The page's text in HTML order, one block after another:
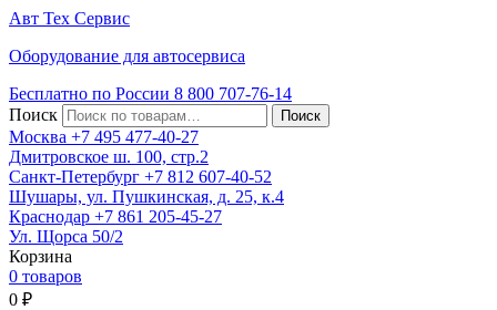
Авт Тех Сервис
Оборудование для автосервиса
Бесплатно по России 8 800 707-76-14
Поиск
Москва +7 495 477-40-27
Дмитровское ш. 100, стр.2
Санкт-Петербург +7 812 607-40-52
Шушары, ул. Пушкинская, д. 25, к.4
Краснодар +7 861 205-45-27
Ул. Щорса 50/2
Корзина
0 товаров
0 ₽